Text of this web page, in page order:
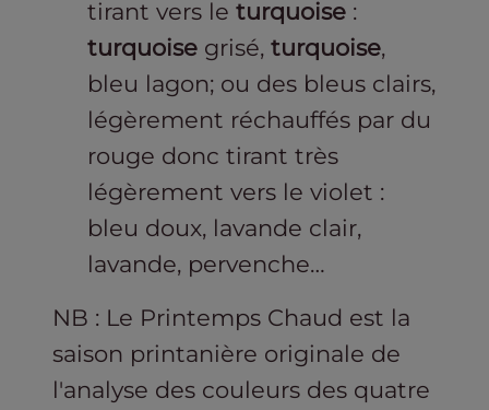
tirant vers le turquoise :
turquoise grisé, turquoise,
bleu lagon; ou des bleus clairs,
légèrement réchauffés par du
rouge donc tirant très
légèrement vers le violet :
bleu doux, lavande clair,
lavande, pervenche…
NB : Le Printemps Chaud est la
saison printanière originale de
l'analyse des couleurs des quatre